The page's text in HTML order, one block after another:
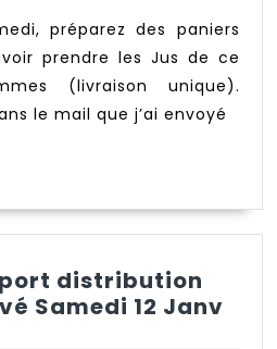
prendre les Jus de ce
(livraison unique).
le mail que j’ai envoyé
distribution
Samedi 12 Janv